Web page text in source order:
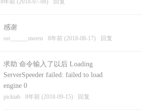
8年前 (2018-07-08) 回复
感谢
ssr______moren 8年前 (2018-08-17) 回复
求助 命令输入了以后 Loading
ServerSpeeder failed: failed to load
engine 0
picktab 8年前 (2018-09-15) 回复